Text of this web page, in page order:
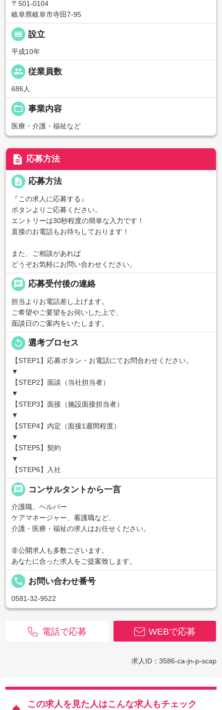
〒501-0104
岐阜県岐阜市寺田7-95
calendar_view_day 設立
平成10年
people 従業員数
686人
folder_open 事業内容
医療・介護・福祉など
description 応募方法
description 応募方法
『この求人に応募する』
ボタンよりご応募ください。
エントリーは30秒程度の簡単な入力です！
直接のお電話もお待ちしております！
また、ご相談があれば
どうぞお気軽にお問い合わせください。
chat 応募受付後の連絡
担当よりお電話差し上げます。
ご希望やご要望をお伺いした上で、
面談日のご案内をいたします。
replay 選考プロセス
【STEP1】応募ボタン・お電話にてお問合わせください。
▼
【STEP2】面談（当社担当者）
▼
【STEP3】面接（施設面接担当者）
▼
【STEP4】内定（面接1週間程度）
▼
【STEP5】契約
▼
【STEP6】入社
message コンサルタントから一言
介護職、ヘルパー
ケアマネージャー、看護職など、
介護・医療・福祉の求人はお任せください。
非公開求人も多数ございます。
あなたに合った求人をご提案致します。
local_phone お問い合わせ番号
0581-32-9522
WEBで応募
電話で応募
求人ID：3586-ca-jn-p-scap
この求人を見た人はこんな求人もチェック